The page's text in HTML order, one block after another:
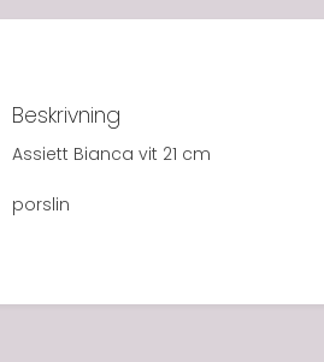
Beskrivning
Assiett Bianca vit 21 cm
porslin